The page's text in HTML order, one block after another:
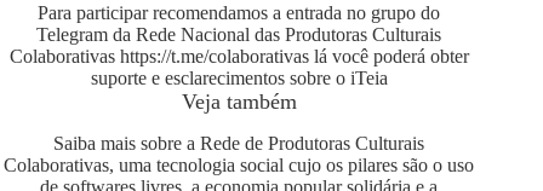
Para participar recomendamos a entrada no grupo do
Telegram da Rede Nacional das Produtoras Culturais
Colaborativas https://t.me/colaborativaslá você poderá obter
suporte e esclarecimentos sobre o iTeia
Veja também
Saiba mais sobre a Rede de Produtoras Culturais
Colaborativas, uma tecnologia social cujo os pilares são o uso